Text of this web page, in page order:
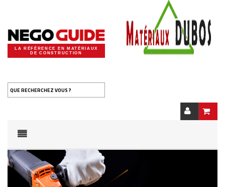
LA RÉFÉRENCE EN MATÉRIAUX
DE CONSTRUCTION
QUE RECHERCHEZ VOUS ?